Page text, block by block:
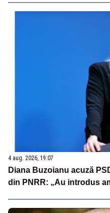
4 aug. 2026, 19:07
Diana Buzoianu acuză
din PNRR: „Au introdus